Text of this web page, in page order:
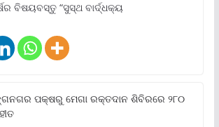
ବିଷୟବସ୍ତୁ “ସୁସ୍ଥ ବାର୍ଦ୍ଧକ୍ୟ
ପକ୍ଷରୁ ମେଗା ରକ୍ତଦାନ ଶିବିରରେ ୨୮୦